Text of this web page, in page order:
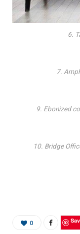
6.
7.
9. Ebonized
10. Bridge
0